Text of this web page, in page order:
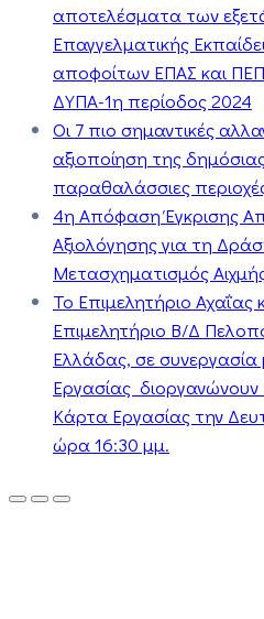
αποτελέσματα των
Επαγγελματικής
αποφοίτων ΕΠΑΣ και
ΔΥΠΑ-1η περίοδος 2024
Οι 7 πιο σημαντικές
αξιοποίηση της
παραθαλάσσιες
4η Απόφαση Έγκρισης
Αξιολόγησης για τη
Μετασχηματισμός
Το Επιμελητήριο Αχαΐας
Επιμελητήριο Β/Δ
Ελλάδας, σε
Εργασίας διοργανώνουν
Κάρτα Εργασίας την
ώρα 16:30 μμ.